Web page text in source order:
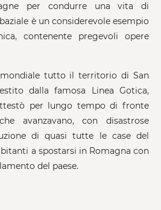
per condurre una vita di
è un considerevole esempio
contenente pregevoli opere
mondiale tutto il territorio di San
dalla famosa Linea Gotica,
per lungo tempo di fronte
avanzavano, con disastrose
di quasi tutte le case del
a spostarsi in Romagna con
del paese.